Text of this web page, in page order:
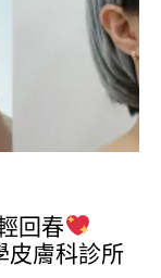
回春
皮膚科診所